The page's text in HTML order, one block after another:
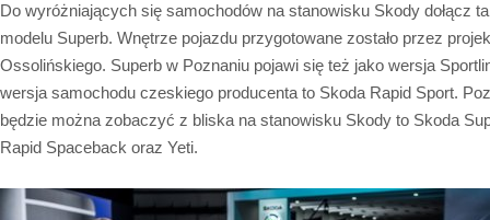
Do wyróżniających się samochodów na stanowisku Skody dołącz
modelu Superb. Wnętrze pojazdu przygotowane zostało przez
Ossolińskiego. Superb w Poznaniu pojawi się też jako wersja
wersja samochodu czeskiego producenta to Skoda Rapid Sport.
będzie można zobaczyć z bliska na stanowisku Skody to Skoda
Rapid Spaceback oraz Yeti.